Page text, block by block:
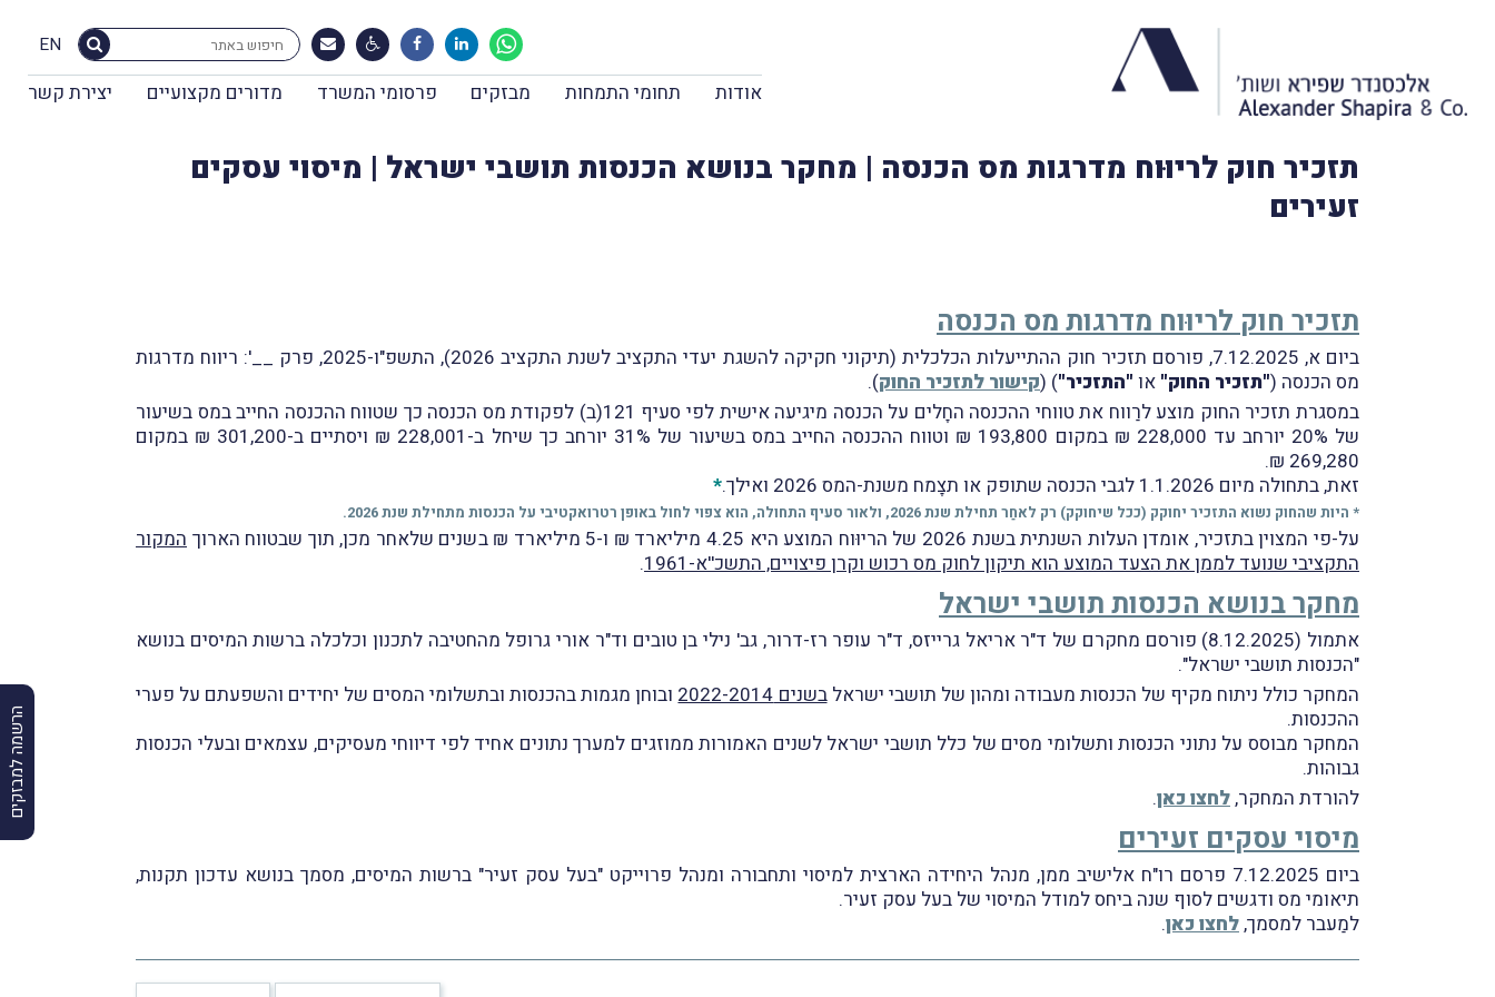
EN
אודות תחומי התמחות מבזקים פרסומי המשרד מדורים מקצועיים יצירת קשר
הרשמה למבזקים
תזכיר חוק לריוּוח מדרגות מס הכנסה | מחקר בנושא הכנסות תושבי ישראל | מיסוי עסקים
זעירים
תזכיר חוק לריוּוח מדרגות מס הכנסה
ביום א, 7.12.2025, פורסם תזכיר חוק ההתייעלות הכלכלית (תיקוני חקיקה להשגת יעדי התקציב לשנת התקציב 2026), התשפ"ו-2025, פרק __': ריווח מדרגות
מס הכנסה ("תזכיר החוק" או "התזכיר") (קישור לתזכיר החוק).
במסגרת תזכיר החוק מוצע לרַווח את טווחי ההכנסה החָלים על הכנסה מיגיעה אישית לפי סעיף 121(ב) לפקודת מס הכנסה כך שטווח ההכנסה החייב במס בשיעור
של 20% יורחב עד 228,000 ₪ במקום 193,800 ₪ וטווח ההכנסה החייב במס בשיעור של 31% יורחב כך שיחל ב-228,001 ₪ ויסתיים ב-301,200 ₪ במקום
269,280 ₪.
זאת, בתחולה מיום 1.1.2026 לגבי הכנסה שתופק או תצָמח משנת-המס 2026 ואילך.
*
* היות שהחוק נשוא התזכיר יחוקק (ככל שיחוקק) רק לאחַר תחילת שנת 2026, ולאור סעיף התחולה, הוא צפוי לחול באופן רטרואקטיבי על הכנסות מתחילת שנת 2026.
על-פי המצוין בתזכיר, אומדן העלות השנתית בשנת 2026 של הריוּוח המוצע היא 4.25 מיליארד ₪ ו-5 מיליארד ₪ בשנים שלאחר מכן, תוך שבטווח הארוך
המקור
התקציבי שנועד לממן את הצעד המוצע הוא תיקון לחוק מס רכוש וקרן פיצויים, התשכ''א-1961
.
מחקר בנושא הכנסות תושבי ישראל
אתמול (8.12.2025) פורסם מחקרם של ד"ר אריאל גרייזס, ד"ר עופר רז-דרור, גב' נילי בן טובים וד"ר אורי גרופל מהחטיבה לתכנון וכלכלה ברשות המיסים בנושא
"הכנסות תושבי ישראל".
המחקר כולל ניתוח מקיף של הכנסות מעבודה ומהון של תושבי ישראלבשנים 2022-2014
ובוחן מגמות בהכנסות ובתשלומי המסים של יחידים והשפעתם על פערי
ההכנסות.
המחקר מבוסס על נתוני הכנסות ותשלומי מסים של כלל תושבי ישראל לשנים האמורות ממוזגים למערך נתונים אחיד לפי דיווחי מעסיקים, עצמאים ובעלי הכנסות
גבוהות.
להורדת המחקר,לחצו כאן.
מיסוי עסקים זעירים
ביום 7.12.2025 פרסם רו"ח אלישיב ממן, מנהל היחידה הארצית למיסוי ותחבורה ומנהל פרוייקט "בעל עסק זעיר" ברשות המיסים, מסמך בנושא עדכון תקנות,
תיאומי מס ודגשים לסוף שנה ביחס למודל המיסוי של בעל עסק זעיר.
למַעבר למסמך,לחצו כאן.